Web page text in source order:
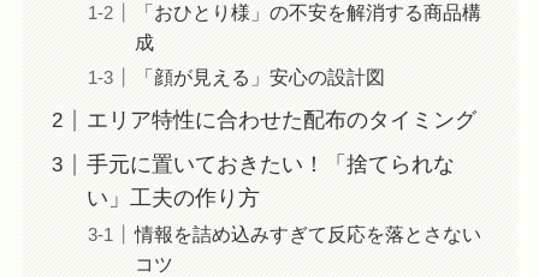
「おひとり様」の不安を解消する商品構
成
「顔が見える」安心の設計図
エリア特性に合わせた配布のタイミング
手元に置いておきたい！「捨てられな
い」工夫の作り方
情報を詰め込みすぎて反応を落とさない
コツ